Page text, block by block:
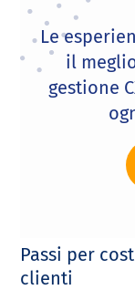
Le
il
gestione
Passi per
clienti